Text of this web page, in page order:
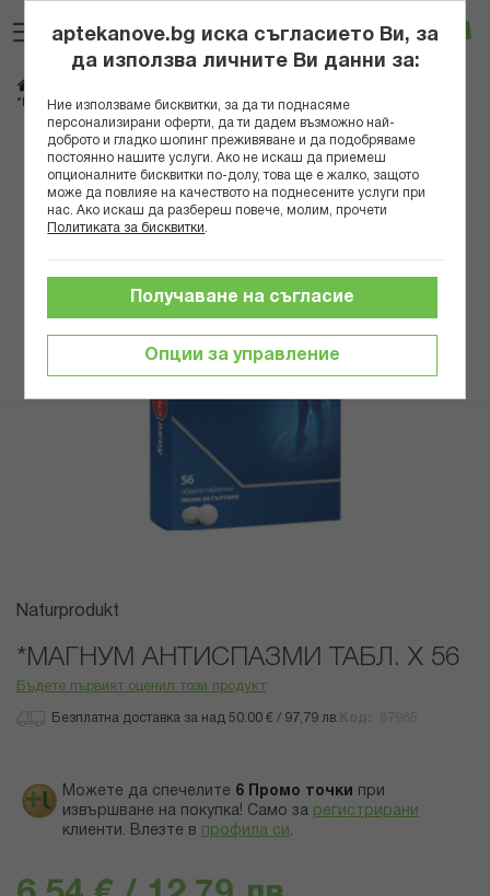
към
съдържанието
Вход
*МАГНУМ АНТИСПАЗМИ ТАБЛ. Х 56
Преминете
края
Преминете
началото
Naturprodukt
*МАГНУМ АНТИСПАЗМИ ТАБЛ. Х 56
Бъдете първият оценил този продукт
Безплатна доставка за над 50.00 € / 97,79 лв.
Можете да спечелите 6 Промо точки
при
извършване на покупка! Само за регистрирани
клиенти. Влезте в профила си .
aptekanove.bg иска съгласието Ви, за
да използва личните Ви данни за:
Ние използваме бисквитки, за да ти поднасяме
персонализирани оферти, да ти дадем възможно най-
доброто и гладко шопинг преживяване и да подобряваме
постоянно нашите услуги. Ако не искаш да приемеш
опционалните бисквитки по-долу, това ще е жалко, защото
може да повлияе на качеството на поднесените услуги при
нас. Ако искаш да разбереш повече, молим, прочети
Политиката за бисквитки
Опции за управление
Получаване на съгласие